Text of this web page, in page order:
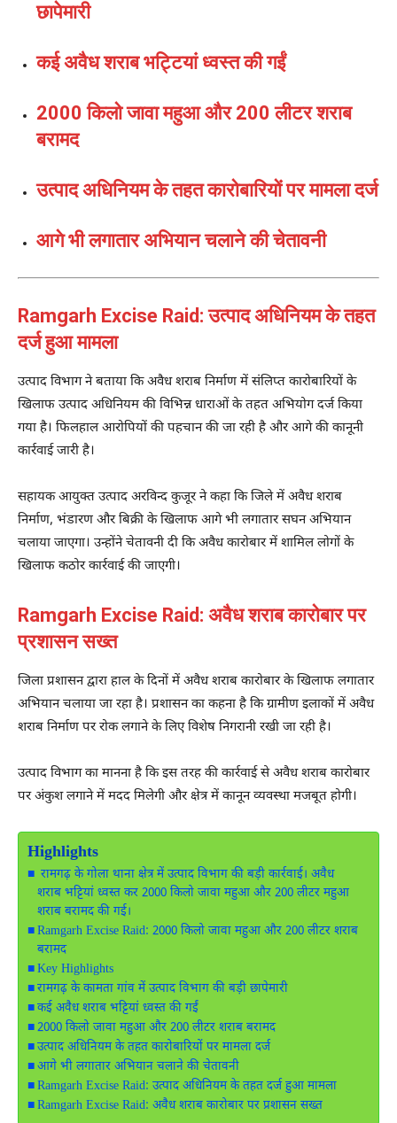
छापेमारी
कई अवैध शराब भट्टियां ध्वस्त की गईं
2000 किलो जावा महुआ और 200 लीटर शराब
बरामद
उत्पाद अधिनियम के तहत कारोबारियों पर मामला दर्ज
आगे भी लगातार अभियान चलाने की चेतावनी
Ramgarh Excise Raid: उत्पाद अधिनियम के तहत
दर्ज हुआ मामला
उत्पाद विभाग ने बताया कि अवैध शराब निर्माण में संलिप्त कारोबारियों के
खिलाफ उत्पाद अधिनियम की विभिन्न धाराओं के तहत अभियोग दर्ज किया
गया है। फिलहाल आरोपियों की पहचान की जा रही है और आगे की कानूनी
कार्रवाई जारी है।
सहायक आयुक्त उत्पाद अरविन्द कुजूर ने कहा कि जिले में अवैध शराब
निर्माण, भंडारण और बिक्री के खिलाफ आगे भी लगातार सघन अभियान
चलाया जाएगा। उन्होंने चेतावनी दी कि अवैध कारोबार में शामिल लोगों के
खिलाफ कठोर कार्रवाई की जाएगी।
Ramgarh Excise Raid: अवैध शराब कारोबार पर
प्रशासन सख्त
जिला प्रशासन द्वारा हाल के दिनों में अवैध शराब कारोबार के खिलाफ लगातार
अभियान चलाया जा रहा है। प्रशासन का कहना है कि ग्रामीण इलाकों में अवैध
शराब निर्माण पर रोक लगाने के लिए विशेष निगरानी रखी जा रही है।
उत्पाद विभाग का मानना है कि इस तरह की कार्रवाई से अवैध शराब कारोबार
पर अंकुश लगाने में मदद मिलेगी और क्षेत्र में कानून व्यवस्था मजबूत होगी।
Highlights
रामगढ़ के गोला थाना क्षेत्र में उत्पाद विभाग की बड़ी कार्रवाई। अवैध
शराब भट्टियां ध्वस्त कर 2000 किलो जावा महुआ और 200 लीटर महुआ
शराब बरामद की गई।
Ramgarh Excise Raid: 2000 किलो जावा महुआ और 200 लीटर शराब
बरामद
Key Highlights
रामगढ़ के कामता गांव में उत्पाद विभाग की बड़ी छापेमारी
कई अवैध शराब भट्टियां ध्वस्त की गईं
2000 किलो जावा महुआ और 200 लीटर शराब बरामद
उत्पाद अधिनियम के तहत कारोबारियों पर मामला दर्ज
आगे भी लगातार अभियान चलाने की चेतावनी
Ramgarh Excise Raid: उत्पाद अधिनियम के तहत दर्ज हुआ मामला
Ramgarh Excise Raid: अवैध शराब कारोबार पर प्रशासन सख्त